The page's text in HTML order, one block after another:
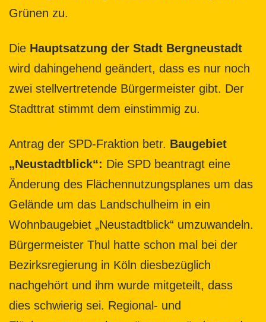
Grünen zu.
Die Hauptsatzung der Stadt Bergneustadt
wird dahingehend geändert, dass es nur noch
zwei stellvertretende Bürgermeister gibt. Der
Stadttrat stimmt dem einstimmig zu.
Antrag der SPD-Fraktion betr. Baugebiet
„Neustadtblick“: Die SPD beantragt eine
Änderung des Flächennutzungsplanes um das
Gelände um das Landschulheim in ein
Wohnbaugebiet „Neustadtblick“ umzuwandeln.
Bürgermeister Thul hatte schon mal bei der
Bezirksregierung in Köln diesbezüglich
nachgehört und ihm wurde mitgeteilt, dass
dies schwierig sei. Regional- und